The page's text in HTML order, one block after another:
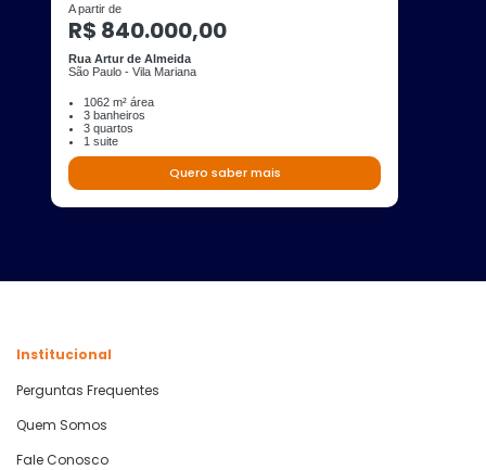
A partir de
R$ 840.000,00
Rua Artur de Almeida
São Paulo - Vila Mariana
1062 m² área
3 banheiros
3 quartos
1 suite
Quero saber mais
Institucional
Perguntas Frequentes
Quem Somos
Fale Conosco